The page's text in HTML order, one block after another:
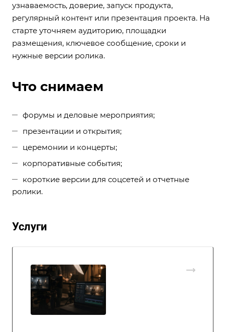
узнаваемость, доверие, запуск продукта,
регулярный контент или презентация проекта. На
старте уточняем аудиторию, площадки
размещения, ключевое сообщение, сроки и
нужные версии ролика.
Что снимаем
форумы и деловые мероприятия;
презентации и открытия;
церемонии и концерты;
корпоративные события;
короткие версии для соцсетей и отчетные
ролики.
Услуги